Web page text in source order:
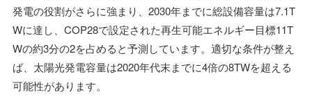
発電の役割がさらに強まり、2030年までに総設備容量は7.1T
Wに達し、COP28で設定された再生可能エネルギー目標11T
Wの約3分の2を占めると予測しています。適切な条件が整え
ば、太陽光発電容量は2020年代末までに4倍の8TWを超える
可能性があります。